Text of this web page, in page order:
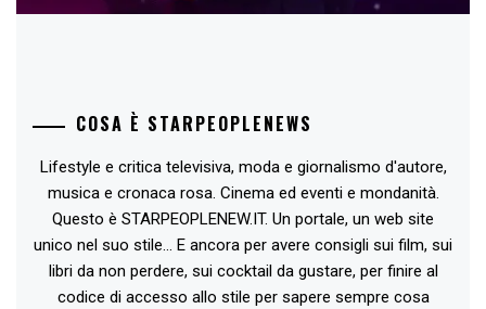
COSA È STARPEOPLENEWS
Lifestyle e critica televisiva, moda e giornalismo d'autore,
musica e cronaca rosa. Cinema ed eventi e mondanità.
Questo è STARPEOPLENEW.IT. Un portale, un web site
unico nel suo stile... E ancora per avere consigli sui film, sui
libri da non perdere, sui cocktail da gustare, per finire al
codice di accesso allo stile per sapere sempre cosa